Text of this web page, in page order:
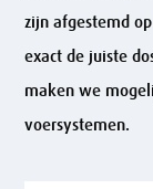
zijn afgestemd
exact de juiste
maken we
voersystemen.